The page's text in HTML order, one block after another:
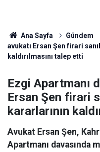
Ana Sayfa Gündem
avukatı Ersan Şen firari
kaldırılmasını talep etti
Ezgi Apartmanı
Ersan Şen firari
kararlarının
Avukat Ersan Şen,
Apartmanı davasında